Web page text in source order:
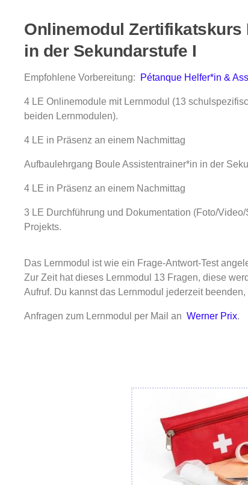
Onlinemodul Zertifikatskurs
in der Sekundarstufe I
Empfohlene Vorbereitung: Pétanque Helfer*in &
4 LE Onlinemodule mit Lernmodul (13
beiden Lernmodulen).
4 LE in Präsenz an einem Nachmittag
Aufbaulehrgang Boule Assistentrainer*in in der
4 LE in Präsenz an einem Nachmittag
3 LE Durchführung und Dokumentation (Foto/
Projekts.
Das Lernmodul ist wie ein Frage-Antwort-Test
Zur Zeit hat dieses Lernmodul 13 Fragen, diese
Aufruf. Du kannst das Lernmodul jederzeit
Anfragen zum Lernmodul per Mail an Werner Prix.